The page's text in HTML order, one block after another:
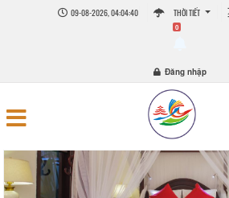
09-08-2026, 04:04:40 THỜI TIẾT
0
Đăng nhập